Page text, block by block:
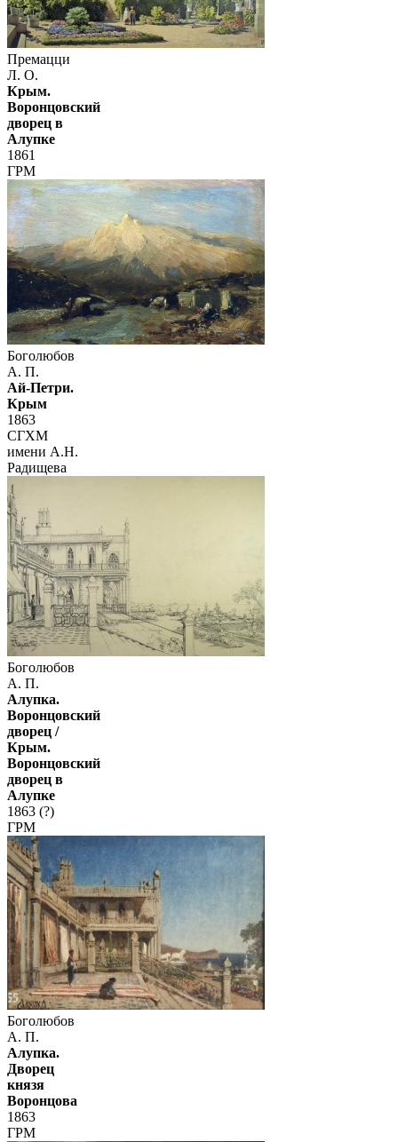
Премацци
Л. О.
Крым.
Воронцовский
дворец в
Алупке
1861
ГРМ
Боголюбов
А. П.
Ай-Петри.
Крым
1863
СГХМ
имени А.Н.
Радищева
Боголюбов
А. П.
Алупка.
Воронцовский
дворец /
Крым.
Воронцовский
дворец в
Алупке
1863 (?)
ГРМ
Боголюбов
А. П.
Алупка.
Дворец
князя
Воронцова
1863
ГРМ